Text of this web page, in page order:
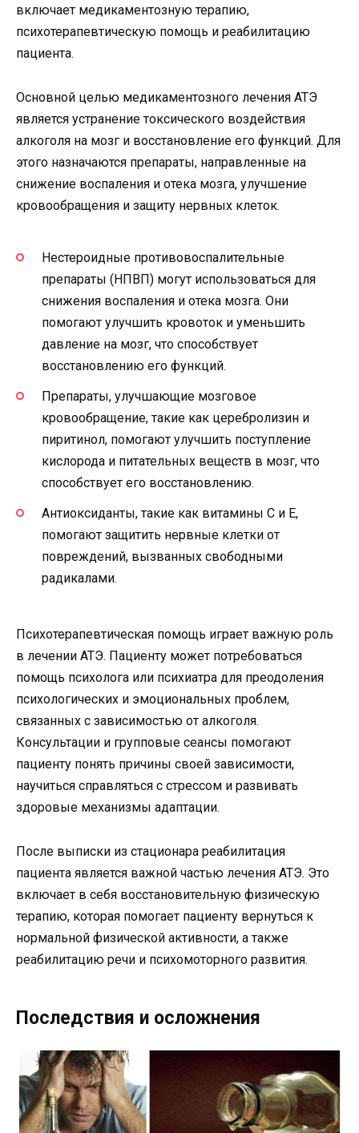
включает медикаментозную терапию,
психотерапевтическую помощь и реабилитацию
пациента.
Основной целью медикаментозного лечения АТЭ
является устранение токсического воздействия
алкоголя на мозг и восстановление его функций. Для
этого назначаются препараты, направленные на
снижение воспаления и отека мозга, улучшение
кровообращения и защиту нервных клеток.
Нестероидные противовоспалительные
препараты (НПВП) могут использоваться для
снижения воспаления и отека мозга. Они
помогают улучшить кровоток и уменьшить
давление на мозг, что способствует
восстановлению его функций.
Препараты, улучшающие мозговое
кровообращение, такие как церебролизин и
пиритинол, помогают улучшить поступление
кислорода и питательных веществ в мозг, что
способствует его восстановлению.
Антиоксиданты, такие как витамины С и Е,
помогают защитить нервные клетки от
повреждений, вызванных свободными
радикалами.
Психотерапевтическая помощь играет важную роль
в лечении АТЭ. Пациенту может потребоваться
помощь психолога или психиатра для преодоления
психологических и эмоциональных проблем,
связанных с зависимостью от алкоголя.
Консультации и групповые сеансы помогают
пациенту понять причины своей зависимости,
научиться справляться с стрессом и развивать
здоровые механизмы адаптации.
После выписки из стационара реабилитация
пациента является важной частью лечения АТЭ. Это
включает в себя восстановительную физическую
терапию, которая помогает пациенту вернуться к
нормальной физической активности, а также
реабилитацию речи и психомоторного развития.
Последствия и осложнения